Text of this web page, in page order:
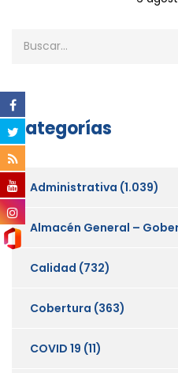
Categorías
Administrativa (1.039)
Almacén General –
Calidad (732)
Cobertura (363)
COVID 19 (11)